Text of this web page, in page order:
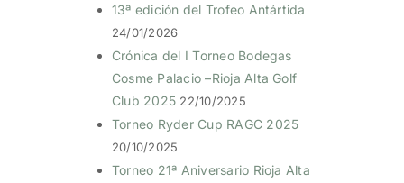
13ª edición del Trofeo Antártida
24/01/2026
Crónica del I Torneo Bodegas
Cosme Palacio –Rioja Alta Golf
Club 2025 22/10/2025
Torneo Ryder Cup RAGC 2025
20/10/2025
Torneo 21ª Aniversario Rioja Alta